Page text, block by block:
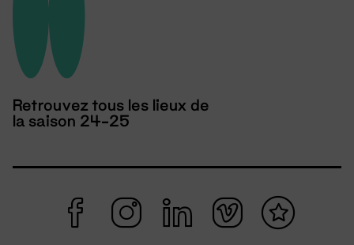
Retrouvez tous les lieux de
la saison 24-25